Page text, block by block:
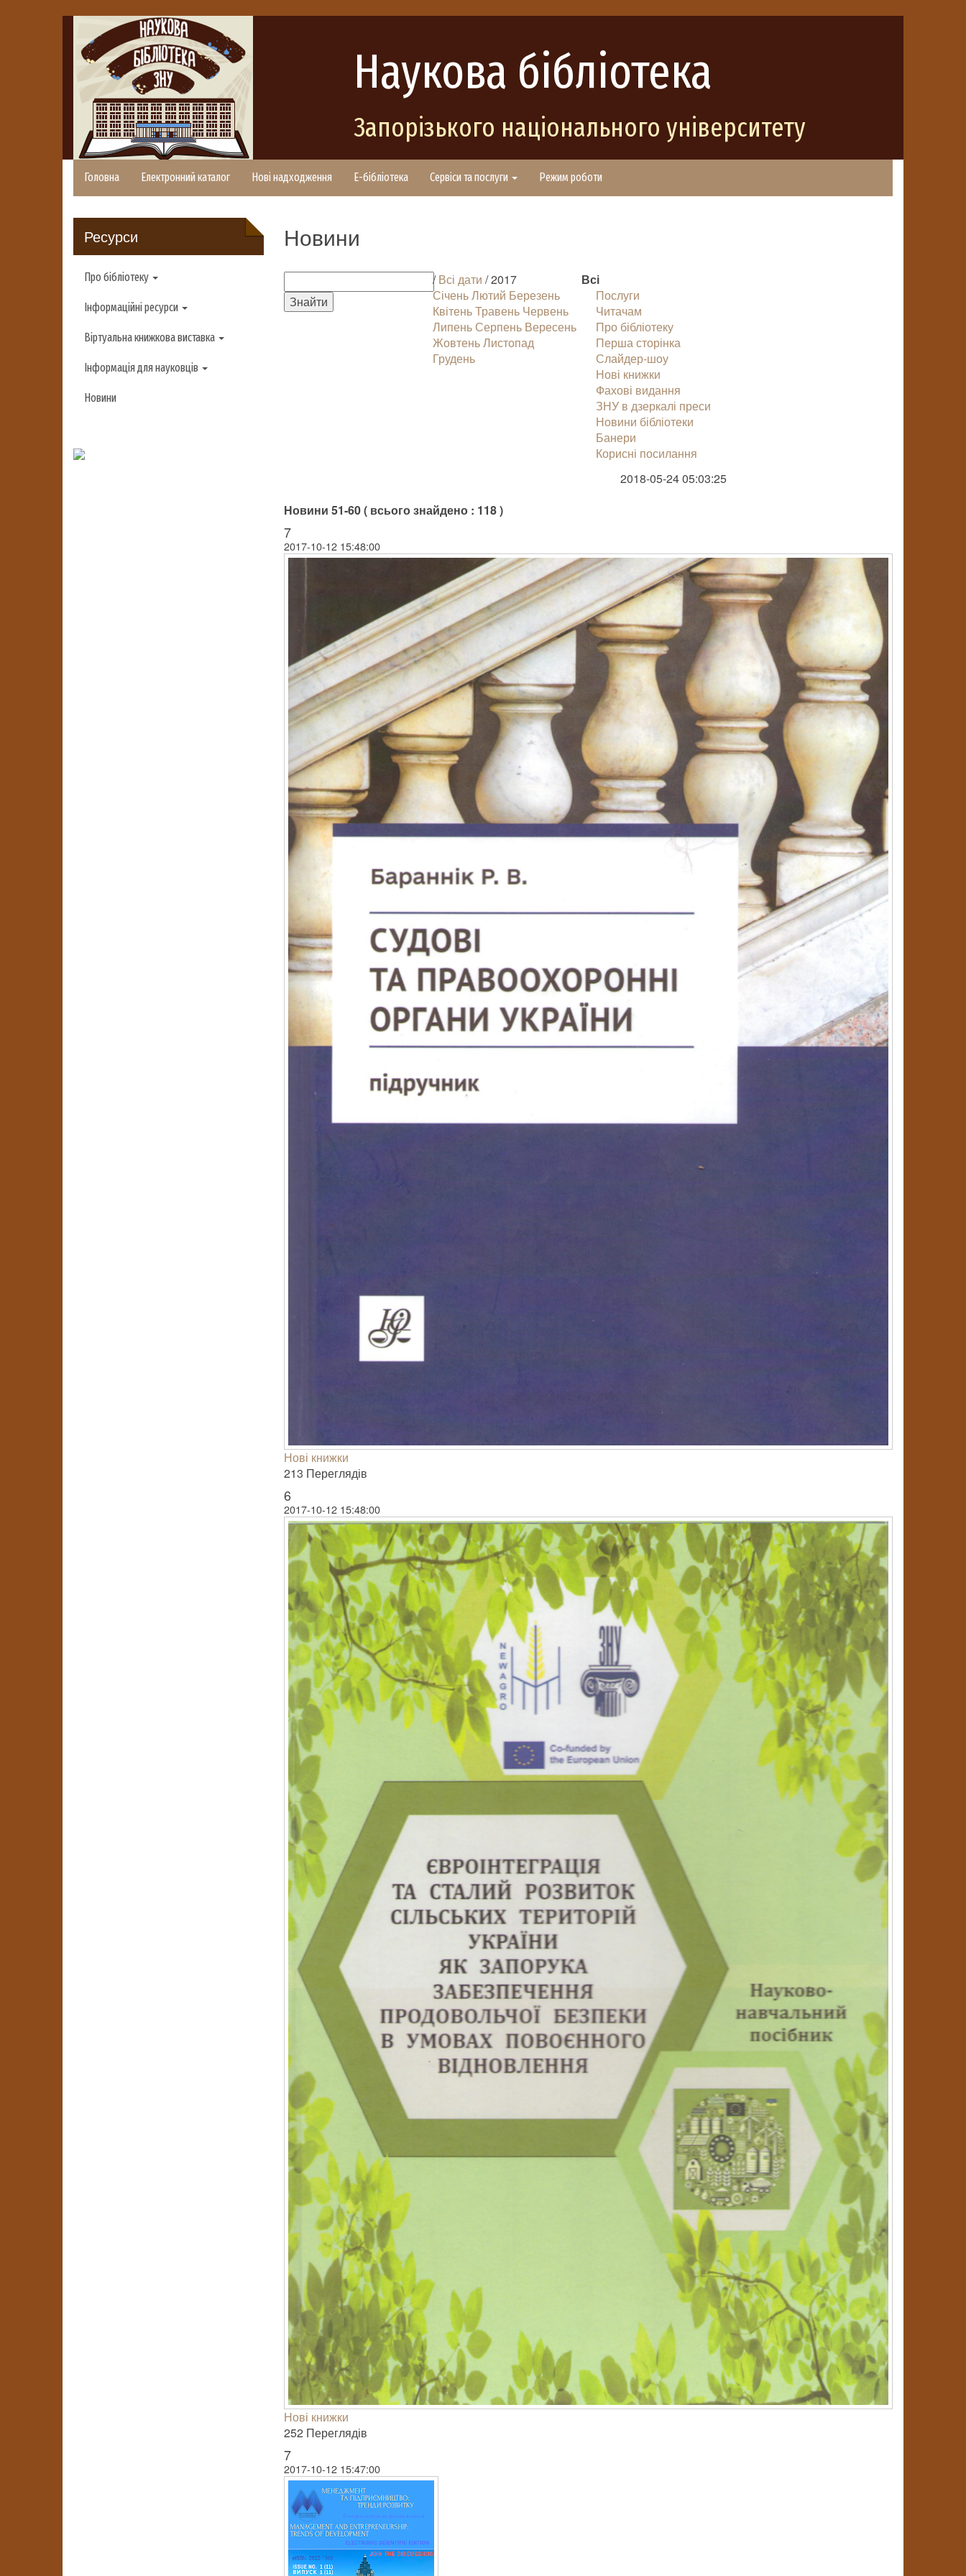
Наукова бібліотека
Запорізького національного університету
Головна Електронний каталог Нові надходження E-бібліотека Сервіси та послуги Режим роботи
Ресурси
Про бібліотеку
Інформаційні ресурси
Віртуальна книжкова виставка
Інформація для науковців
Новини
Новини
/Всі дати / 2017
СіченьЛютий Березень
КвітеньТравень Червень
Липень Серпень Вересень
ЖовтеньЛистопад
Грудень
Всі
Послуги
Читачам
Про бібліотеку
Перша сторінка
Слайдер-шоу
Нові книжки
Фахові видання
ЗНУ в дзеркалі преси
Новини бібліотеки
Банери
Корисні посилання
2018-05-24 05:03:25
Новини 51-60 ( всього знайдено : 118 )
7
2017-10-12 15:48:00
Нові книжки
213 Пере­гля­дів
6
2017-10-12 15:48:00
Нові книжки
252 Пере­гля­дів
7
2017-10-12 15:47:00